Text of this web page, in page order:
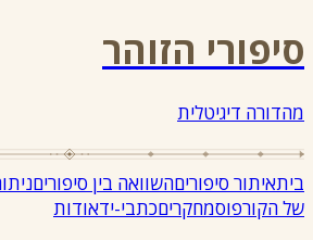
סיפורי הזוהר
מהדורה דיגיטלית
ביתאיתור סיפוריםהשוואה בין סיפורים
של הקורפוסמחקריםכתבי-ידאודות